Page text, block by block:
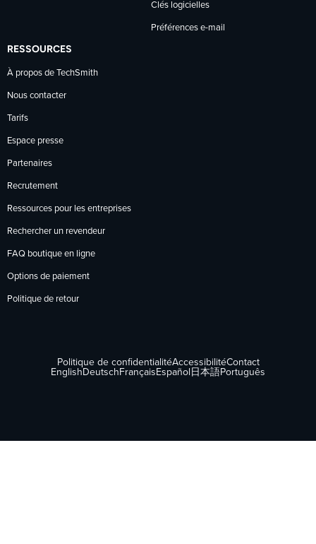
Clés logicielles
Préférences e-mail
RESSOURCES
À propos de TechSmith
Nous contacter
Tarifs
Espace presse
Partenaires
Recrutement
Ressources pour les entreprises
Rechercher un revendeur
FAQ boutique en ligne
Options de paiement
Politique de retour
Politique de confidentialitéAccessibilitéContact
English Deutsch Français Español 日本語Português